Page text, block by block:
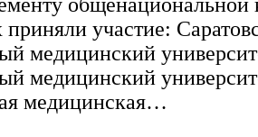
приняли участие:
медицинский
медицинский
медицинская…